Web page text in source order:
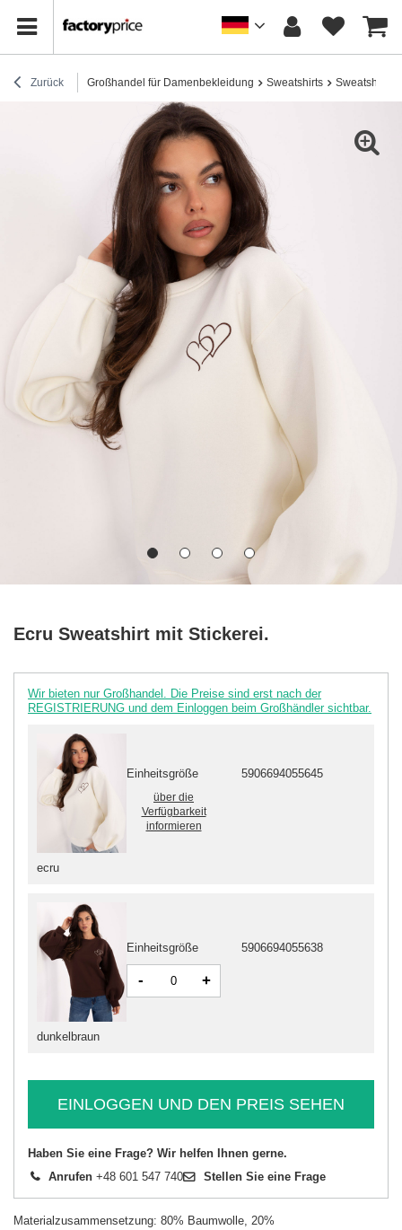
Zurück Großhandel für Damenbekleidung Sweatshirts Sweatshirts
Ecru Sweatshirt mit Stickerei.
Wir bieten nur Großhandel. Die Preise sind erst nach der
REGISTRIERUNG und dem Einloggen beim Großhändler sichtbar.
dunkelbraun
Einheitsgröße 5906694055638
- +
ecru
Einheitsgröße 5906694055645
über die
Verfügbarkeit
informieren
EINLOGGEN UND DEN PREIS SEHEN
Haben Sie eine Frage? Wir helfen Ihnen gerne.
Anrufen +48 601 547 740 Stellen Sie eine Frage
Materialzusammensetzung: 80% Baumwolle, 20%